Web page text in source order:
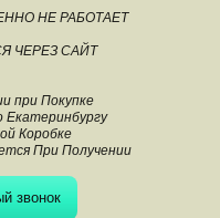
НЕ РАБОТАЕТ
ЧЕРЕЗ САЙТ
при Покупке
Екатеринбургу
Коробке
При Получении
звонок